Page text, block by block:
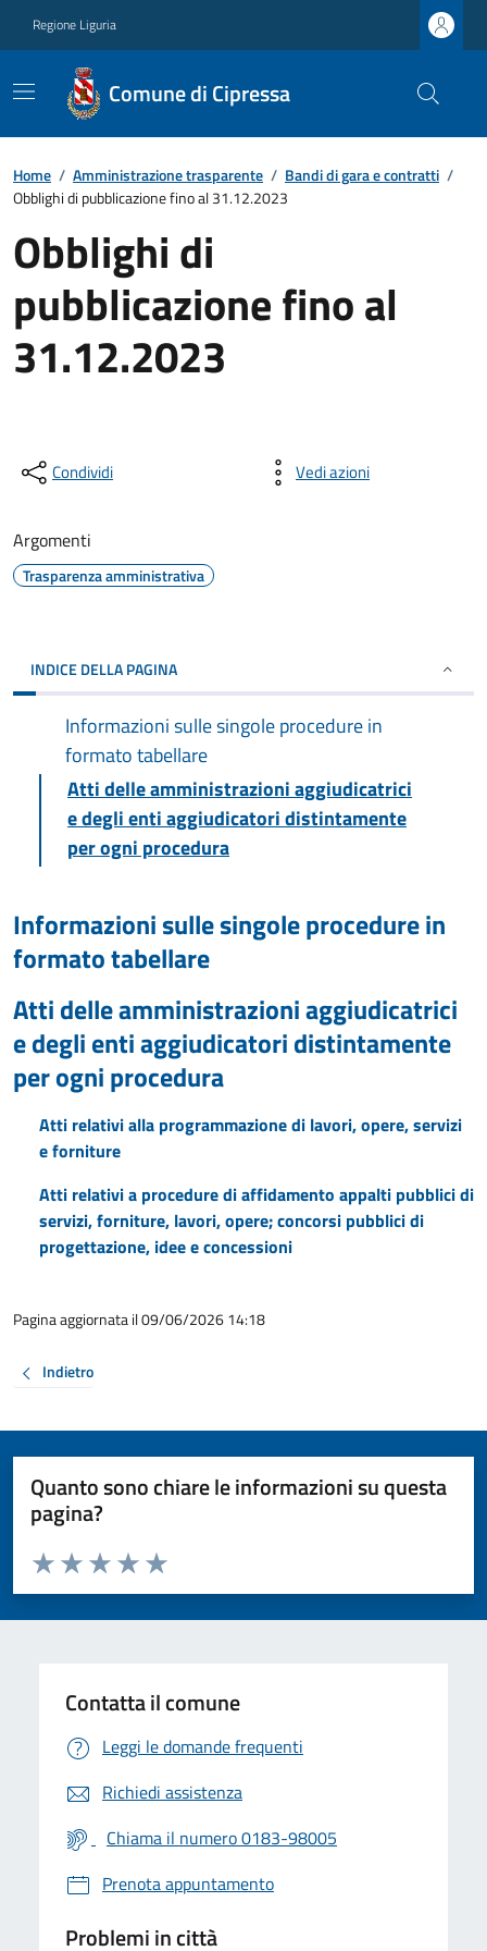
Regione Liguria
Comune di Cipressa
Home / Amministrazione trasparente / Bandi di gara e contratti /
Obblighi di pubblicazione fino al 31.12.2023
Obblighi di
pubblicazione fino al
31.12.2023
Condividi Vedi azioni
Argomenti
Trasparenza amministrativa
INDICE DELLA PAGINA
Informazioni sulle singole procedure in
formato tabellare
Atti delle amministrazioni aggiudicatrici
e degli enti aggiudicatori distintamente
per ogni procedura
Informazioni sulle singole procedure in
formato tabellare
Atti delle amministrazioni aggiudicatrici
e degli enti aggiudicatori distintamente
per ogni procedura
Atti relativi alla programmazione di lavori, opere, servizi
e forniture
Atti relativi a procedure di affidamento appalti pubblici di
servizi, forniture, lavori, opere; concorsi pubblici di
progettazione, idee e concessioni
Pagina aggiornata il 09/06/2026 14:18
Indietro
Quanto sono chiare le informazioni su questa
pagina?
Valuta da 1 a 5 stelle la pagina
Valuta 5 stelle su 5
Valuta 4 stelle su 5
Valuta 3 stelle su 5
Valuta 2 stelle su 5
Valuta 1 stelle su 5
Contatta il comune
Leggi le domande frequenti
Richiedi assistenza
Chiama il numero 0183-98005
Prenota appuntamento
Problemi in città